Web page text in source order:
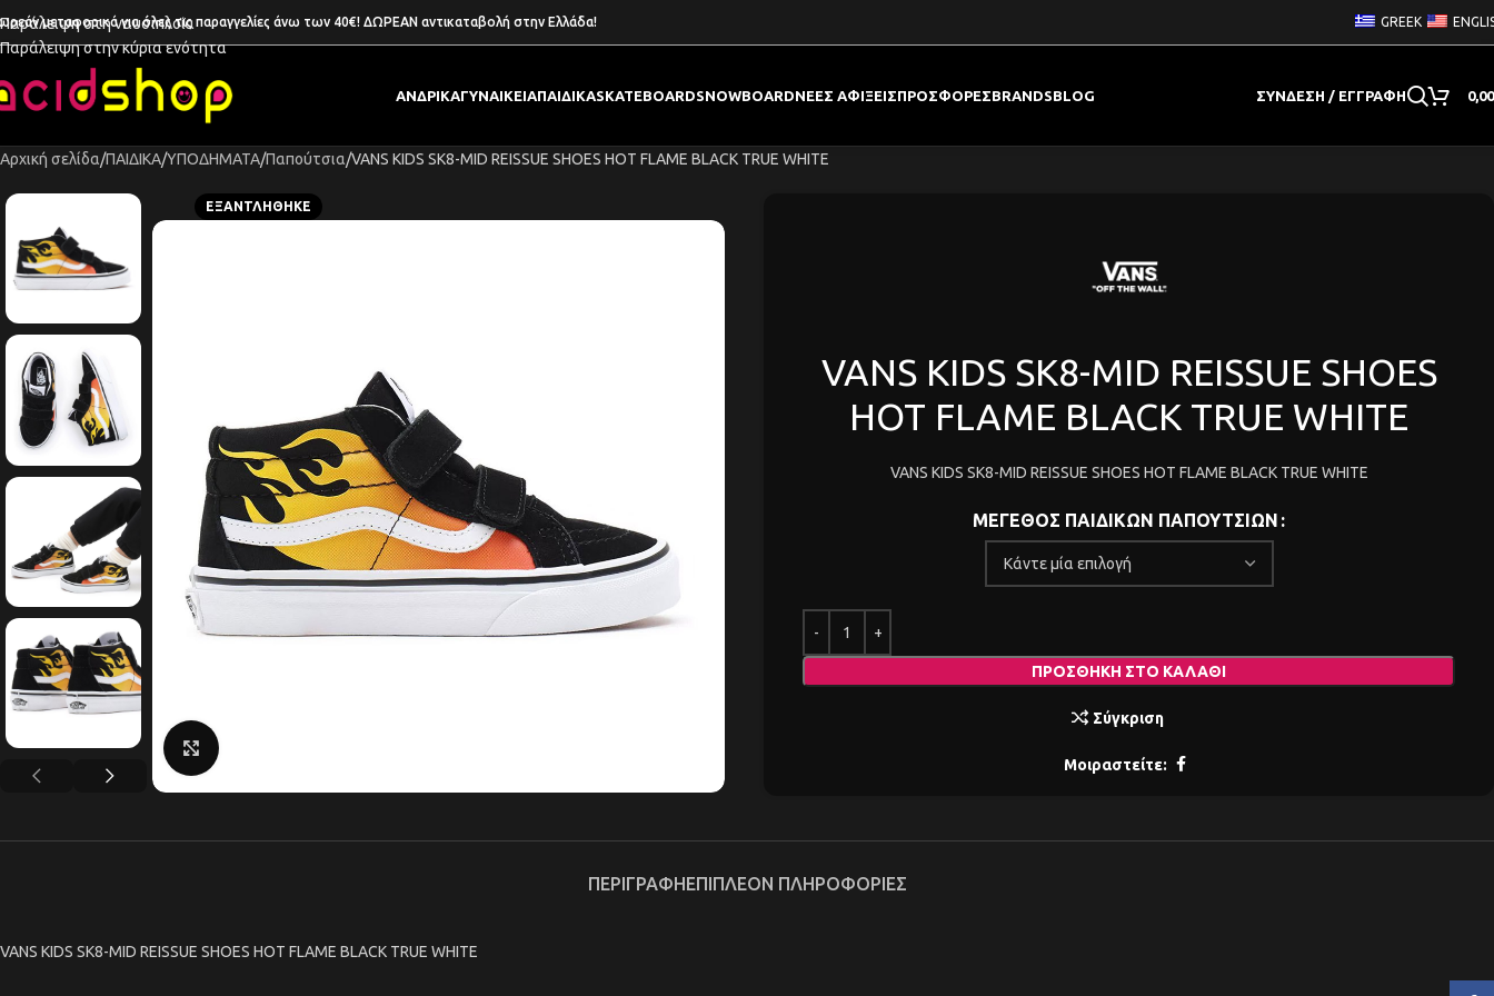
Παράλειψη στη ναυσιπλοΐα
Παράλειψη στην κύρια ενότητα
μεταφορικά για όλες τις παραγγελίες άνω των 40€! ΔΩΡΕΑΝ αντικαταβολή στην Ελλάδα! GREEK
ΑΝΔΡΙΚΑΓΥΝΑΙΚΕΙΑΠΑΙΔΙΚΑSKATEBOARDSNOWBOARDΝΕΕΣ ΑΦΙΞΕΙΣΠΡΟΣΦΟΡΕΣBRANDSBLOG ΣΎΝΔΕΣΗ / ΕΓΓΡΑΦΉ
Αρχική σελίδα ΠΑΙΔΙΚΑ ΥΠΟΔΗΜΑΤΑ Παπούτσια VANS KIDS SK8-MID REISSUE SHOES HOT FLAME BLACK TRUE WHITE
ΕΞΑΝΤΛΉΘΗΚΕ
VANS KIDS SK8-MID REISSUE SHOES
HOT FLAME BLACK TRUE WHITE
VANS KIDS SK8-MID REISSUE SHOES HOT FLAME BLACK TRUE WHITE
ΜΕΓΕΘΟΣ ΠΑΙΔΙΚΩΝ ΠΑΠΟΥΤΣΙΩΝ
ΠΡΟΣΘΉΚΗ ΣΤΟ ΚΑΛΆΘΙ
Σύγκριση
Μοιραστείτε:
ΠΕΡΙΓΡΑΦΉΕΠΙΠΛΈΟΝ ΠΛΗΡΟΦΟΡΊΕΣ
VANS KIDS SK8-MID REISSUE SHOES HOT FLAME BLACK TRUE WHITE